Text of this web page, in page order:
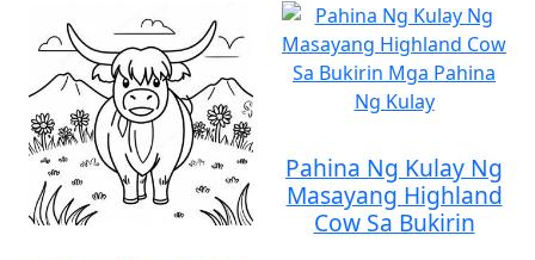
Pahina Ng Kulay Ng
Masayang Highland
Cow Sa Bukirin